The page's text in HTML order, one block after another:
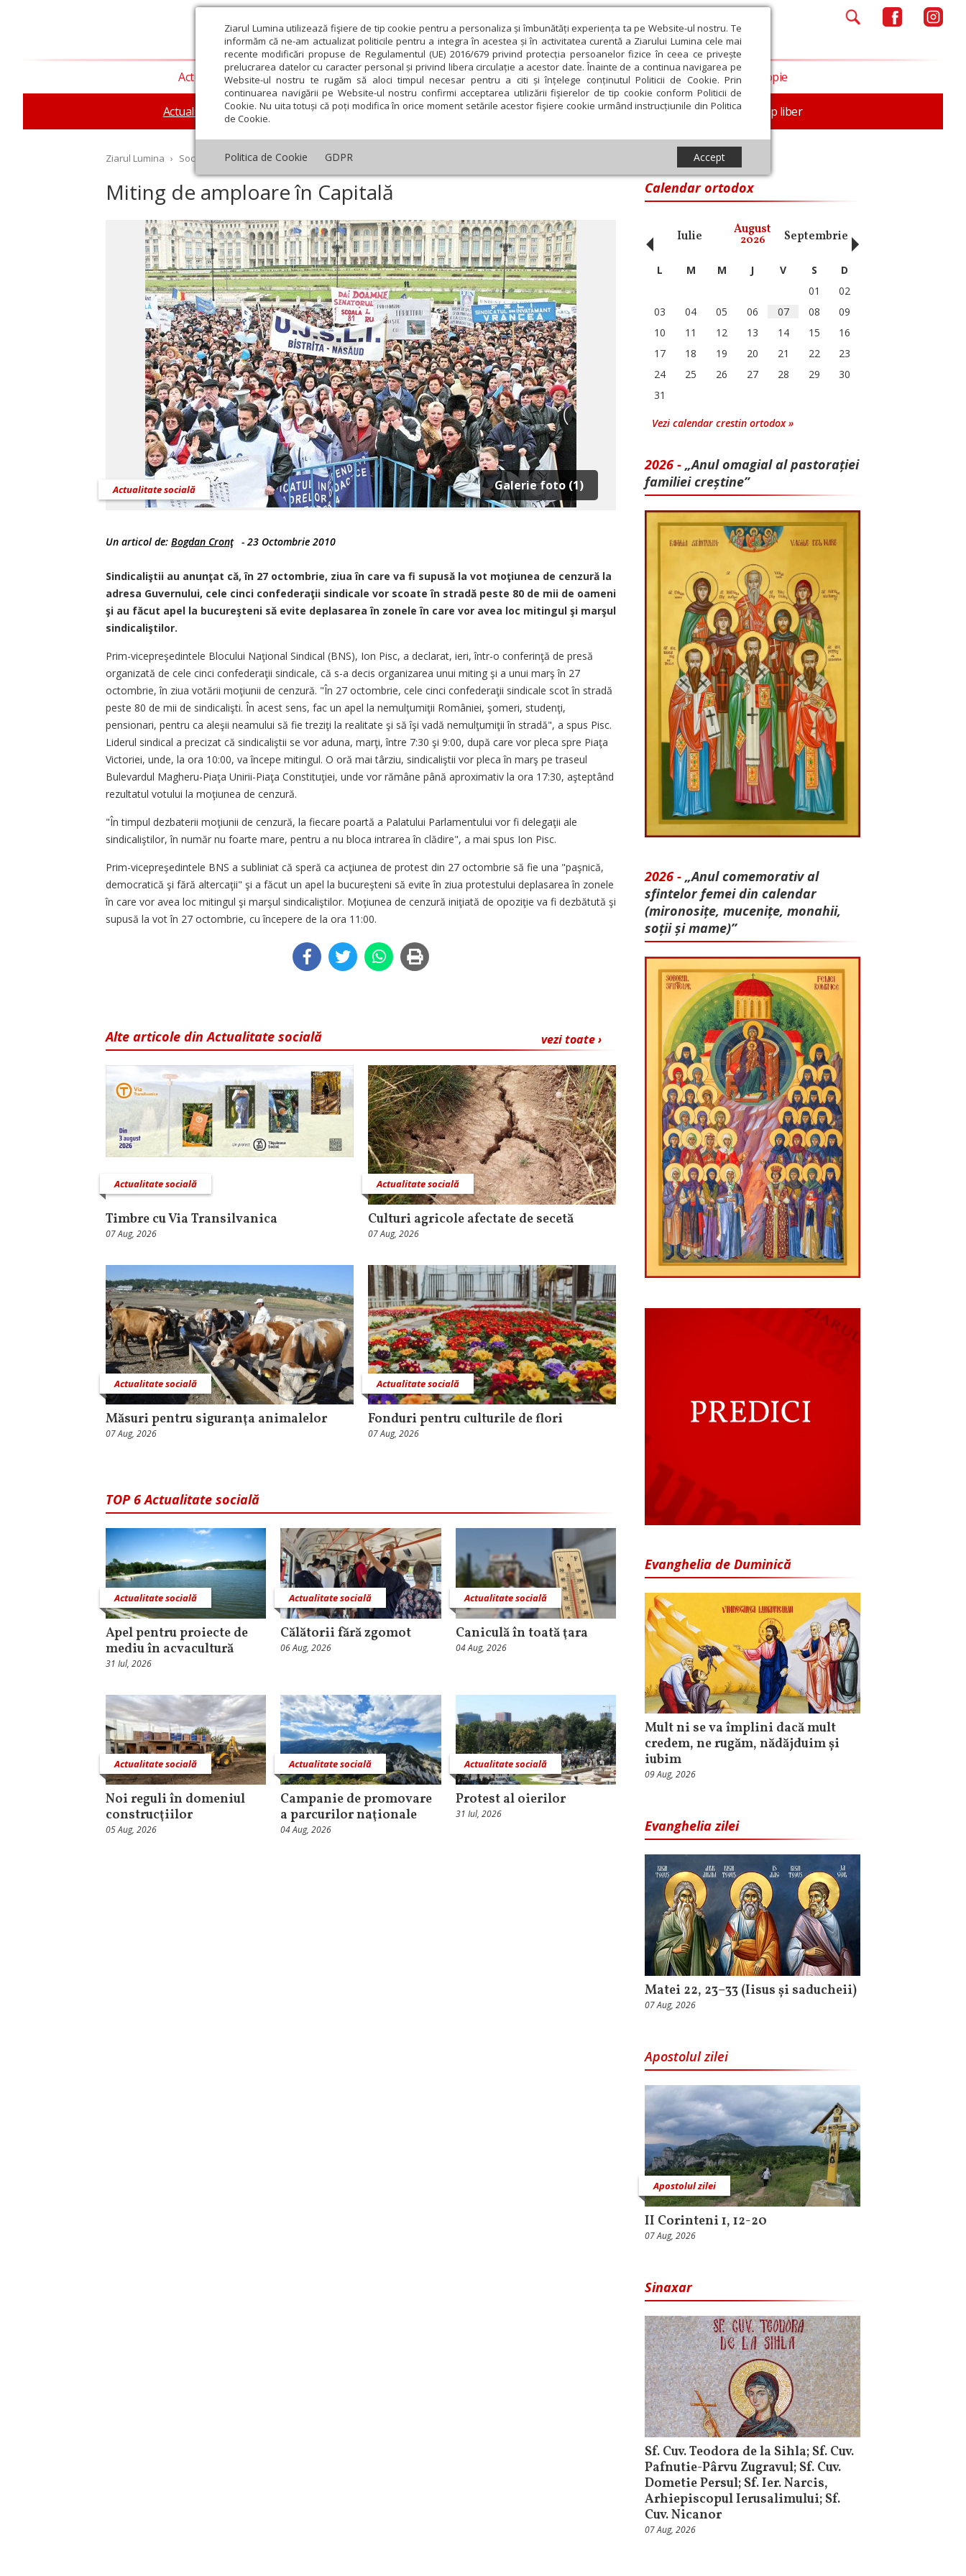
Ziarul Lumina utilizează fişiere de tip cookie pentru a personaliza și îmbunătăți experiența ta pe Website-ul nostru. Te
informăm că ne-am actualizat politicile pentru a integra în acestea și în activitatea curentă a Ziarului Lumina cele mai
recente modificări propuse de Regulamentul (UE) 2016/679 privind protecția persoanelor fizice în ceea ce privește
prelucrarea datelor cu caracter personal și privind libera circulație a acestor date. Înainte de a continua navigarea pe
Website-ul nostru te rugăm să aloci timpul necesar pentru a citi și înțelege conținutul Politicii de Cookie. Prin
continuarea navigării pe Website-ul nostru confirmi acceptarea utilizării fişierelor de tip cookie conform Politicii de
Cookie. Nu uita totuși că poți modifica în orice moment setările acestor fişiere cookie urmând instrucțiunile din Politica
de Cookie.
Politica de Cookie GDPR Accept
Actualitate religioasă Teologie și spiritualitate Educaţie și Cultură Societate
Actualitate socială Sănătate Analiză Reportaj Psihologie Religie și știință Familie Timp liber
Opinii Filantropie
Ziarul Lumina › Societate › Actualitate socială Miting de amploare în Capitală
Miting de amploare în Capitală
Galerie foto (1)
Actualitate socială
Un articol de: Bogdan Cronţ - 23 Octombrie 2010
Sindicaliştii au anunţat că, în 27 octombrie, ziua în care va fi supusă la vot moţiunea de cenzură la
adresa Guvernului, cele cinci confederaţii sindicale vor scoate în stradă peste 80 de mii de oameni
şi au făcut apel la bucureşteni să evite deplasarea în zonele în care vor avea loc mitingul şi marşul
sindicaliştilor.
Prim-vicepreşedintele Blocului Naţional Sindical (BNS), Ion Pisc, a declarat, ieri, într-o conferinţă de presă
organizată de cele cinci confederaţii sindicale, că s-a decis organizarea unui miting şi a unui marş în 27
octombrie, în ziua votării moţiunii de cenzură. "În 27 octombrie, cele cinci confederaţii sindicale scot în stradă
peste 80 de mii de sindicalişti. În acest sens, fac un apel la nemulţumiţii României, şomeri, studenţi,
pensionari, pentru ca aleşii neamului să fie treziţi la realitate şi să îşi vadă nemulţumiţii în stradă", a spus Pisc.
Liderul sindical a precizat că sindicaliştii se vor aduna, marţi, între 7:30 şi 9:00, după care vor pleca spre Piaţa
Victoriei, unde, la ora 10:00, va începe mitingul. O oră mai târziu, sindicaliştii vor pleca în marş pe traseul
Bulevardul Magheru-Piaţa Unirii-Piaţa Constituţiei, unde vor rămâne până aproximativ la ora 17:30, aşteptând
rezultatul votului la moţiunea de cenzură.
"În timpul dezbaterii moţiunii de cenzură, la fiecare poartă a Palatului Parlamentului vor fi delegaţii ale
sindicaliştilor, în număr nu foarte mare, pentru a nu bloca intrarea în clădire", a mai spus Ion Pisc.
Prim-vicepreşedintele BNS a subliniat că speră ca acţiunea de protest din 27 octombrie să fie una "paşnică,
democratică şi fără altercaţii" şi a făcut un apel la bucureşteni să evite în ziua protestului deplasarea în zonele
în care vor avea loc mitingul şi marşul sindicaliştilor. Moţiunea de cenzură iniţiată de opoziţie va fi dezbătută şi
supusă la vot în 27 octombrie, cu începere de la ora 11:00.
vezi toate ›
Alte articole din Actualitate socială
Actualitate socială
Timbre cu Via Transilvanica
07 Aug, 2026
Actualitate socială
Culturi agricole afectate de secetă
07 Aug, 2026
Actualitate socială
Măsuri pentru siguranţa animalelor
07 Aug, 2026
Actualitate socială
Fonduri pentru culturile de flori
07 Aug, 2026
TOP 6 Actualitate socială
Actualitate socială
Apel pentru proiecte de
mediu în acvacultură
31 Iul, 2026
Actualitate socială
Călătorii fără zgomot
06 Aug, 2026
Actualitate socială
Caniculă în toată ţara
04 Aug, 2026
Actualitate socială
Noi reguli în domeniul
construcţiilor
05 Aug, 2026
Actualitate socială
Campanie de promovare
a parcurilor naţionale
04 Aug, 2026
Actualitate socială
Protest al oierilor
31 Iul, 2026
Calendar ortodox
Octombrie Noiembrie Decembrie Ianuarie Februarie Martie Aprilie Mai Iulie August
2026 Septembrie Octombrie
‹ L M M J V S
D
01
02
03
04 05 06 07 08
09
10
11 12 13 14 15
16
17
18 19 20 21 22
23
24
25 26 27 28 29
30
31
Vezi calendar crestin ortodox »
2026 - „Anul omagial al pastorației
familiei creștine”
2026 - „Anul comemorativ al
sfintelor femei din calendar
(mironosițe, mu­cenițe, monahii,
soții și mame)”
Evanghelia de Duminică
Mult ni se va împlini dacă mult
credem, ne rugăm, nădăjduim și
iubim
09 Aug, 2026
Evanghelia zilei
Matei 22, 23–33 (Iisus și saducheii)
07 Aug, 2026
Apostolul zilei
Apostolul zilei
II Corinteni 1, 12-20
07 Aug, 2026
Sinaxar
Sf. Cuv. Teodora de la Sihla; Sf. Cuv.
Pafnutie-Pârvu Zugravul; Sf. Cuv.
Dometie Persul; Sf. Ier. Narcis,
Arhiepiscopul Ierusalimului; Sf.
Cuv. Nicanor
07 Aug, 2026